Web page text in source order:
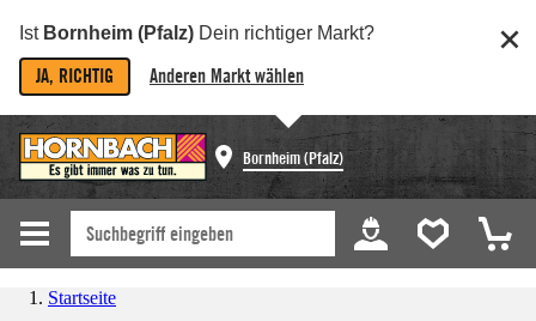
Ist Bornheim (Pfalz) Dein richtiger Markt?
JA, RICHTIG Anderen Markt wählen
Bornheim (Pfalz)
Startseite